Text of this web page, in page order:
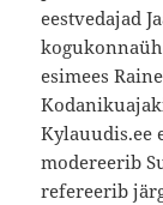
eestvedajad
esimees
Kylauudis.ee
modereerib
refereerib